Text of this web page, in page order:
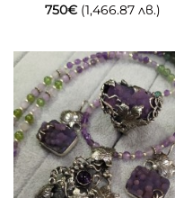
750€ (1,466.87 лв.)